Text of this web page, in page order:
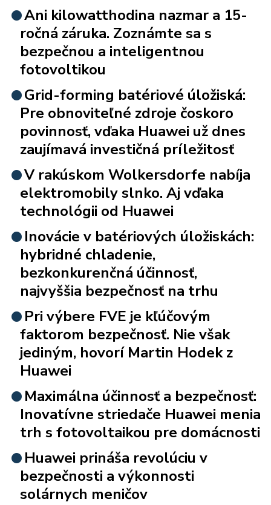
Ani kilowatthodina nazmar a 15-
ročná záruka. Zoznámte sa s
bezpečnou a inteligentnou
fotovoltikou
Grid-forming batériové úložiská:
Pre obnoviteľné zdroje čoskoro
povinnosť, vďaka Huawei už dnes
zaujímavá investičná príležitosť
V rakúskom Wolkersdorfe nabíja
elektromobily slnko. Aj vďaka
technológii od Huawei
Inovácie v batériových úložiskách:
hybridné chladenie,
bezkonkurenčná účinnosť,
najvyššia bezpečnosť na trhu
Pri výbere FVE je kľúčovým
faktorom bezpečnosť. Nie však
jediným, hovorí Martin Hodek z
Huawei
Maximálna účinnosť a bezpečnosť:
Inovatívne striedače Huawei menia
trh s fotovoltaikou pre domácnosti
Huawei prináša revolúciu v
bezpečnosti a výkonnosti
solárnych meničov